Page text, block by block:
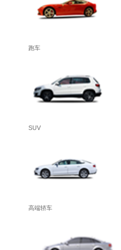
跑车
SUV
高端轿车